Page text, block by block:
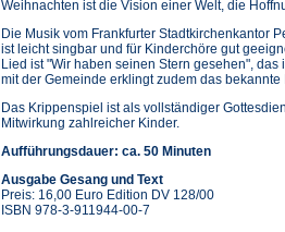
Weihnachten ist die Vision einer Welt, die
Die Musik vom Frankfurter Stadtkirchenkantor
ist leicht singbar und für Kinderchöre gut
Lied ist "Wir haben seinen Stern gesehen",
mit der Gemeinde erklingt zudem das
Das Krippenspiel ist als vollständiger
Mitwirkung zahlreicher Kinder.
Aufführungsdauer: ca. 50 Minuten
Ausgabe Gesang und Text
Preis: 16,00 Euro Edition DV 128/00
ISBN 978-3-911944-00-7